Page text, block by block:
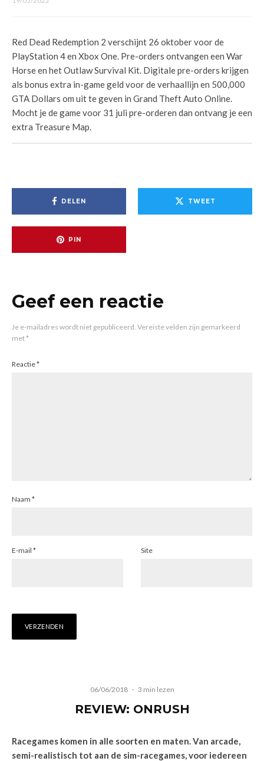
Red Dead Redemption 2 verschijnt 26 oktober voor de
PlayStation 4 en Xbox One. Pre-orders ontvangen een War
Horse en het Outlaw Survival Kit. Digitale pre-orders krijgen
als bonus extra in-game geld voor de verhaallijn en 500,000
GTA Dollars om uit te geven in Grand Theft Auto Online.
Mocht je de game voor 31 juli pre-orderen dan ontvang je een
extra Treasure Map.
DELEN TWEET
PIN
Geef een reactie
Je e-mailadres wordt niet gepubliceerd. Vereiste velden zijn gemarkeerd
met*
Reactie*
Naam *
E-mail * Site
06/06/2018 · 3 min lezen
REVIEW: ONRUSH
Racegames komen in alle soorten en maten. Van arcade,
semi-realistisch tot aan de sim-racegames, voor iedereen